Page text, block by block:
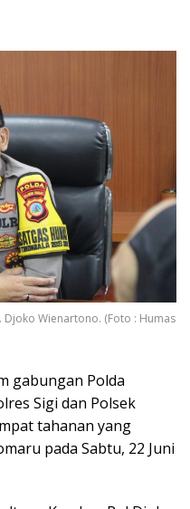
Djoko Wienartono. (Foto : Humas
gabungan Polda
Sigi dan Polsek
tahanan yang
pada Sabtu, 22 Juni